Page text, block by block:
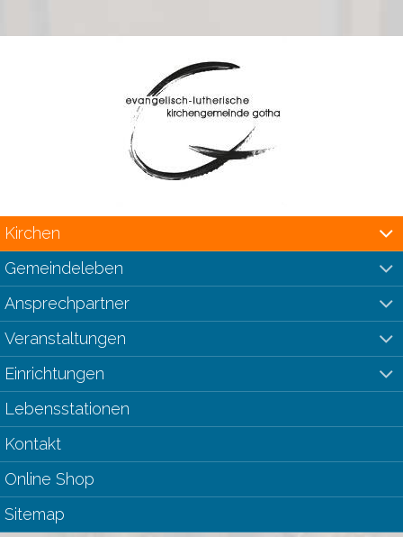
Kirchen
Gemeindeleben
Ansprechpartner
Veranstaltungen
Einrichtungen
Lebensstationen
Kontakt
Online Shop
Sitemap